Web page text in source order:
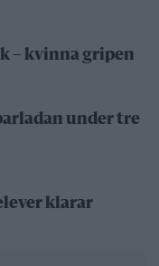
– kvinna gripen
under tre
klarar